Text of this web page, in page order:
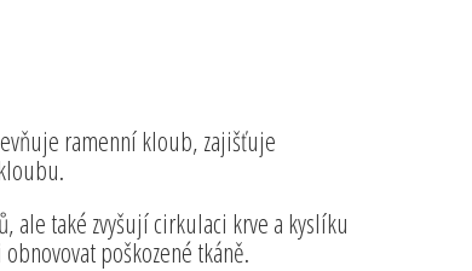
ramenní kloub, zajišťuje
také zvyšují cirkulaci krve a kyslíku
poškozené tkáně.